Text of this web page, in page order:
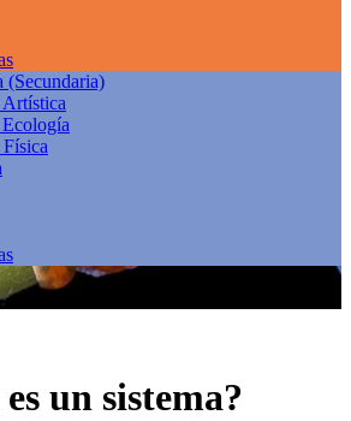
(Secundaria)
un sistema?